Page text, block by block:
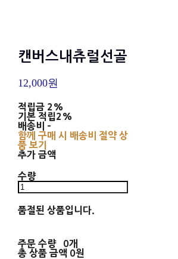
캔버스내츄럴선골
12,000원
적립금 2%
기본 적립2%
배송비 -
함께 구매 시 배송비 절약 상
품 보기
추가 금액
수량
품절된 상품입니다.
주문 수량
0개
총 상품 금액 0원